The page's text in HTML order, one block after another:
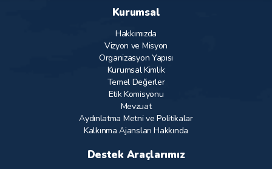
Kurumsal
Hakkımızda
Vizyon ve Misyon
Organizasyon Yapısı
Kurumsal Kimlik
Temel Değerler
Etik Komisyonu
Mevzuat
Aydınlatma Metni ve Politikalar
Kalkınma Ajansları Hakkında
Destek Araçlarımız